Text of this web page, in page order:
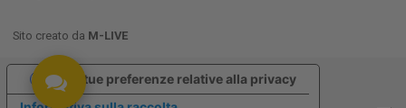
Sito creato da M-LIVE
Le tue preferenze relative alla privacy